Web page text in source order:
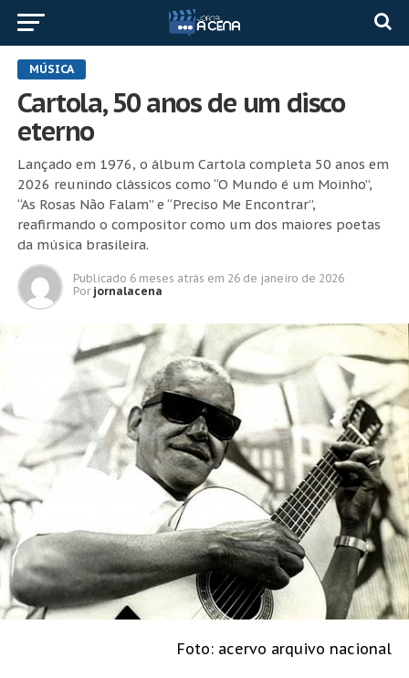
MÚSICA
Cartola, 50 anos de um disco
eterno
Lançado em 1976, o álbum Cartola completa 50 anos em
2026 reunindo clássicos como “O Mundo é um Moinho”,
“As Rosas Não Falam” e “Preciso Me Encontrar”,
reafirmando o compositor como um dos maiores poetas
da música brasileira.
Publicado 6 meses atrás em 26 de janeiro de 2026
Por jornalacena
Foto: acervo arquivo nacional